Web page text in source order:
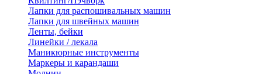
Лапки для распошивальных машин
Лапки для швейных машин
Ленты, бейки
Линейки / лекала
Маникюрные инструменты
Маркеры и карандаши